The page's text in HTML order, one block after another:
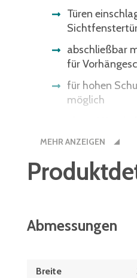
Türen
abschließbar
für
für hohen
möglich
nach Bedarf
Tiefe 500 mm
MEHR ANZEIGEN
Abmessungen
Breite